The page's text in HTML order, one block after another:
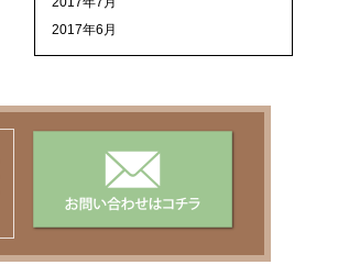
2017年6月